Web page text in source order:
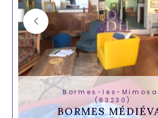
Bormes-les-Mimosas
(83230)
BORMES